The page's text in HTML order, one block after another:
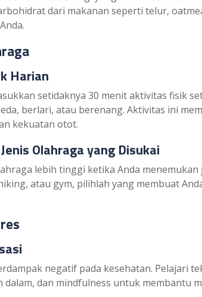
dari makanan seperti telur,
Harian
setidaknya 30 menit aktivitas fisik
berlari, atau berenang. Aktivitas ini
kekuatan otot.
Olahraga yang Disukai
lebih tinggi ketika Anda menemukan
atau gym, pilihlah yang membuat
negatif pada kesehatan. Pelajari
dalam, dan mindfulness untuk membantu